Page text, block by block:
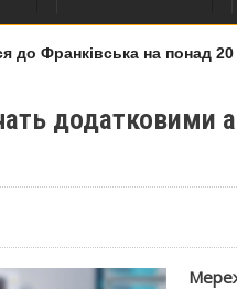
Франківська на понад 20
додатковими